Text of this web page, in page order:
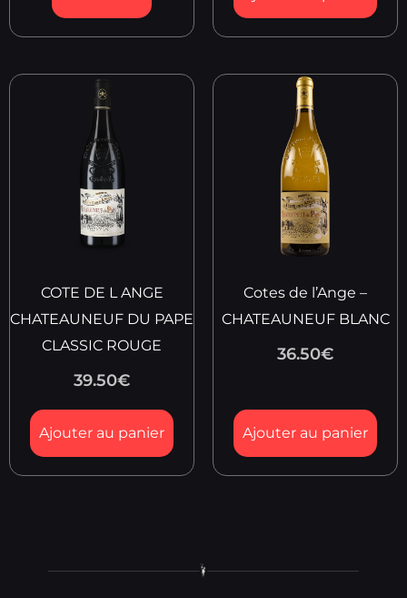
COTE DE L ANGE
CHATEAUNEUF DU PAPE
CLASSIC ROUGE
39.50€
Ajouter au panier
Cotes de l’Ange –
CHATEAUNEUF BLANC
36.50€
Ajouter au panier